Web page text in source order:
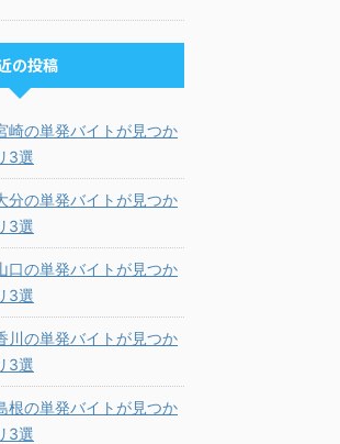
の投稿
崎の単発バイトが見つか
3選
分の単発バイトが見つか
3選
口の単発バイトが見つか
3選
川の単発バイトが見つか
3選
根の単発バイトが見つか
3選